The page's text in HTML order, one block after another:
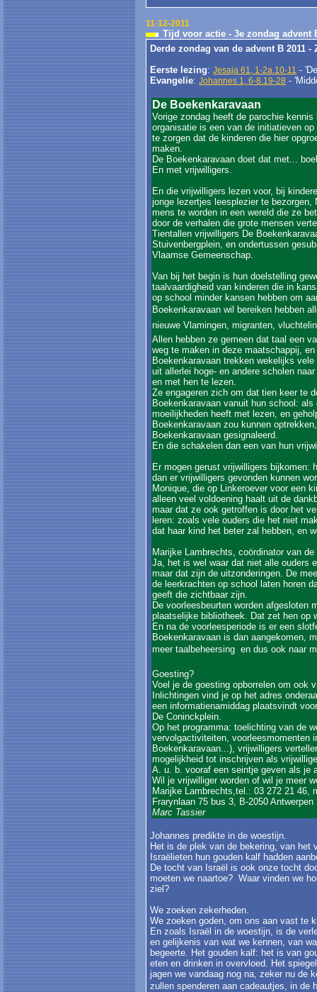
11-12-2011
Tijd voor actie - 3e zondag advent
Derde zondag van de advent B 2011
Eerste lezing: Jesaja 61, 1-2a.10-11 -
Evangelie: Johannes 1, 6-8.19-28 -
De Boekenkaravaan
Vorige zondag heeft de parochie
organisatie is een van de initiatieven
te zorgen dat de kinderen die hier
maken.
De Boekenkaravaan doet dat met...
En met vrijwilligers.
En die vrijwilligers lezen voor, bij
jonge lezertjes leesplezier te
mens te worden in een wereld die ze
door de verhalen die grote mensen
Tientallen vrijwilligers De
Stuivenbergplein, en ondertussen
Vlaamse Gemeenschap.
Van bij het begin is hun doelstelling
taalvaardigheid van kinderen die in
op school minder kansen hebben om
Boekenkaravaan wil bereiken hebben
nieuwe Vlamingen, migranten,
Allen hebben ze gemeen dat taal een
weg te maken in deze maatschappij,
Boekenkaravaan trekken wekelijks
uit allerlei hoge- en andere scholen
en met hen te lezen.
Ze engageren zich om dat tien keer te
Boekenkaravaan vanuit hun school:
moeilijkheden heeft met lezen, en
Boekenkaravaan zou kunnen
Boekenkaravaan gesignaleerd.
En die schakelen dan een van hun
Er mogen gerust vrijwilligers bijkomen:
dan er vrijwilligers gevonden kunnen
Monique, die op Linkeroever voor een
alleen veel voldoening haalt uit de
maar dat ze ook getroffen is door het
leren: zoals vele ouders die het niet
dat haar kind het beter zal hebben, en
Marijke Lambrechts, coördinator van
Ja, het is wel waar dat niet alle ouders
maar dat zijn de uitzonderingen. De
de leerkrachten op school laten horen
geeft die zichtbaar zijn.
De voorleesbeurten worden afgesloten
plaatselijke bibliotheek. Dat zet hen op
En na de voorleesperiode is er een
Boekenkaravaan is dan aangekomen,
meer taalbeheersing  en dus ook naar
Goesting?
Voel je de goesting opborrelen om ook
Inlichtingen vind je op het adres
een informatienamiddag plaatsvindt
De Coninckplein.
Op het programma: toelichting van de
vervolgactiviteiten, voorleesmomenten
Boekenkaravaan...), vrijwilligers
mogelijkheid tot inschrijven als
A. u. b. vooraf een seintje geven als je
Wil je vrijwilliger worden of wil je meer
Marijke Lambrechts,tel.: 03 272 21 46,
Frarynlaan 75 bus 3, B-2050 Antwerpen
Marc Tassier
Johannes predikte in de woestijn.
Het is de plek van de bekering, van het
Israëlieten hun gouden kalf hadden
De tocht van Israël is ook onze tocht
moeten we naartoe? Waar vinden we
ziel?
We zoeken zekerheden.
We zoeken goden, om ons aan vast te
En zoals Israël in de woestijn, is de
en gelijkenis van wat we kennen, van
begeerte. Het gouden kalf: het is van
eten en drinken in overvloed. Het
jagen we vandaag nog na, zeker nu de
zullen spenderen aan cadeautjes, in